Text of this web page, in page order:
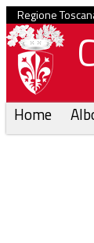
Regione
Home